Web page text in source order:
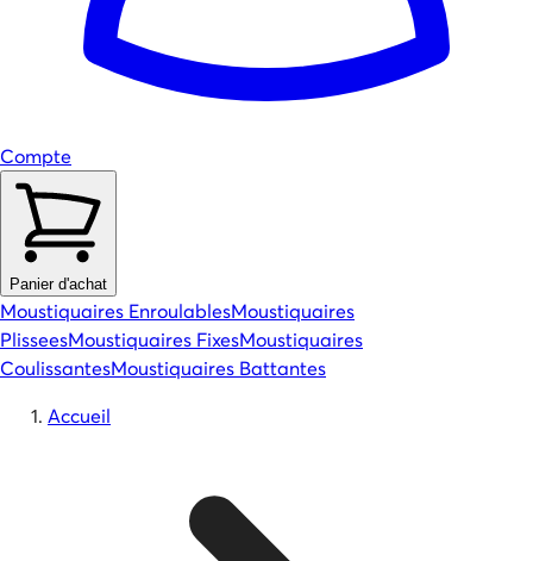
Compte
Panier d'achat
Moustiquaires EnroulablesMoustiquaires
PlisseesMoustiquaires FixesMoustiquaires
CoulissantesMoustiquaires Battantes
Accueil